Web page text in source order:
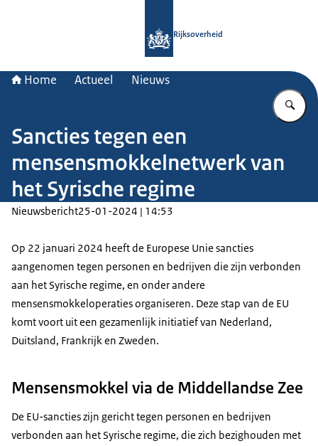
Rijksoverheid
Home Actueel Nieuws
Sancties tegen een
mensensmokkelnetwerk van
het Syrische regime
Nieuwsbericht25-01-2024 | 14:53
Op 22 januari 2024 heeft de Europese Unie sancties
aangenomen tegen personen en bedrijven die zijn verbonden
aan het Syrische regime, en onder andere
mensensmokkeloperaties organiseren. Deze stap van de EU
komt voort uit een gezamenlijk initiatief van Nederland,
Duitsland, Frankrijk en Zweden.
Mensensmokkel via de Middellandse Zee
De EU-sancties zijn gericht tegen personen en bedrijven
verbonden aan het Syrische regime, die zich bezighouden met